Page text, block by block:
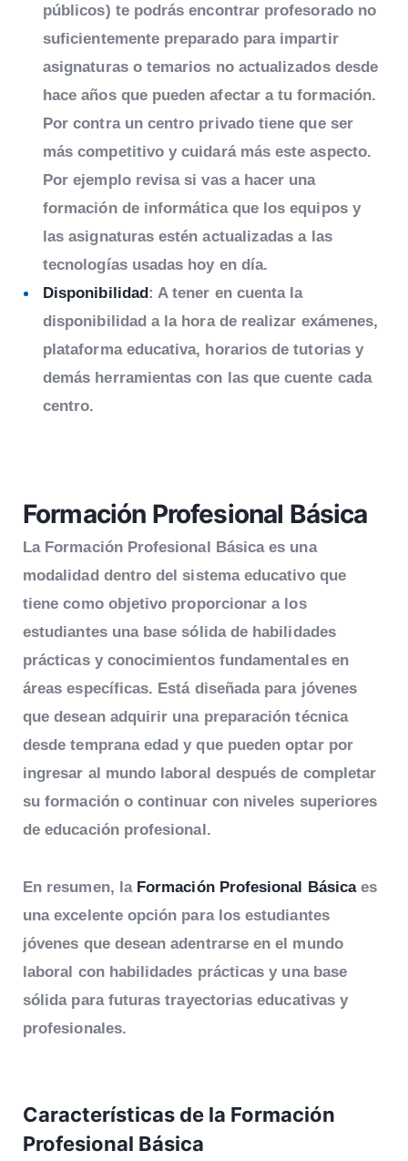
públicos) te podrás encontrar profesorado no
suficientemente preparado para impartir
asignaturas o temarios no actualizados desde
hace años que pueden afectar a tu formación.
Por contra un centro privado tiene que ser
más competitivo y cuidará más este aspecto.
Por ejemplo revisa si vas a hacer una
formación de informática que los equipos y
las asignaturas estén actualizadas a las
tecnologías usadas hoy en día.
Disponibilidad: A tener en cuenta la
disponibilidad a la hora de realizar exámenes,
plataforma educativa, horarios de tutorias y
demás herramientas con las que cuente cada
centro.
Formación Profesional Básica
La Formación Profesional Básica es una
modalidad dentro del sistema educativo que
tiene como objetivo proporcionar a los
estudiantes una base sólida de habilidades
prácticas y conocimientos fundamentales en
áreas específicas. Está diseñada para jóvenes
que desean adquirir una preparación técnica
desde temprana edad y que pueden optar por
ingresar al mundo laboral después de completar
su formación o continuar con niveles superiores
de educación profesional.
En resumen, la Formación Profesional Básicaes
una excelente opción para los estudiantes
jóvenes que desean adentrarse en el mundo
laboral con habilidades prácticas y una base
sólida para futuras trayectorias educativas y
profesionales.
Características de la Formación
Profesional Básica